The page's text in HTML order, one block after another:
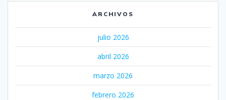
ARCHIVOS
julio 2026
abril 2026
marzo 2026
febrero 2026